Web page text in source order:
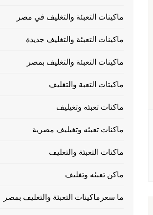
ماكينات التعبئة والتغليف في مصر
ماكينات التعبئة والتغليف جديدة
ماكينات التعبئة والتغليف بمصر
ماكيتات التعبة والتغليف
ماكنات تعبئه وتغيليف
ماكنات تعبئه وتغيليف مصرية
ماكنات التعبئة والتغليف
ماكن تعبئه وتغليف
ما سعرماكينات التعبئة والتغليف بمصر